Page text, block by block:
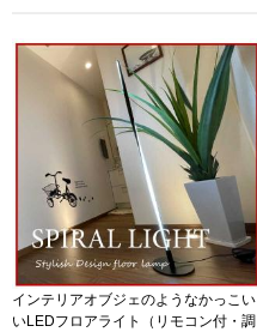
インテリアオブジェのようなかっこい
いLEDフロアライト（リモコン付・調